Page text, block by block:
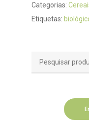
Categorias:
Etiquetas: